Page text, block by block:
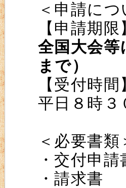
＜申請につ
【申請期限
全国大会等
まで）
【受付時間
平日８時３
＜必要書類
・交付申請
・請求書